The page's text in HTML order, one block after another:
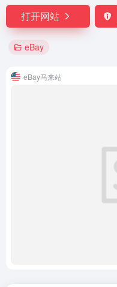
打开网站
eBay
eBay马来站